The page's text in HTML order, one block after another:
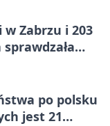
Zabrzu i 203
po polsku
jest 21